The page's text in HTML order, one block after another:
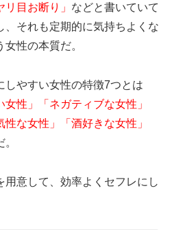
リ目お断り」 などと書いていて
、それも定期的に気持ちよくな
性の本質だ。
しやすい女性の特徴7つとは
女性」「ネガティブな女性」
性な女性」「酒好きな女性」
。
用意して、効率よくセフレにし